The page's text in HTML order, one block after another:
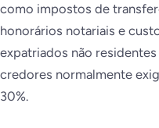
como impostos de
honorários notariais e
expatriados não
credores normalmente
30%.